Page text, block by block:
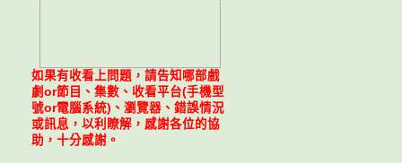
如果有收看上問題，請告知哪部戲
劇or節目、集數、收看平台(手機型
號or電腦系統)、瀏覽器、錯誤情況
或訊息，以利瞭解，感謝各位的協
助，十分感謝。